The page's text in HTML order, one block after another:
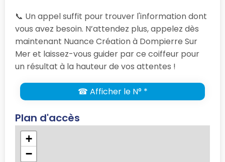
📞 Un appel suffit pour trouver l'information dont
vous avez besoin. N’attendez plus, appelez dès
maintenant Nuance Création à Dompierre Sur
Mer et laissez-vous guider par ce coiffeur pour
un résultat à la hauteur de vos attentes !
☎ Afficher le N° *
Plan d'accès
+
−